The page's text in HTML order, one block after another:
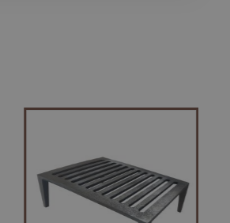
IN DEN WARENKORB
QUICK VIEW